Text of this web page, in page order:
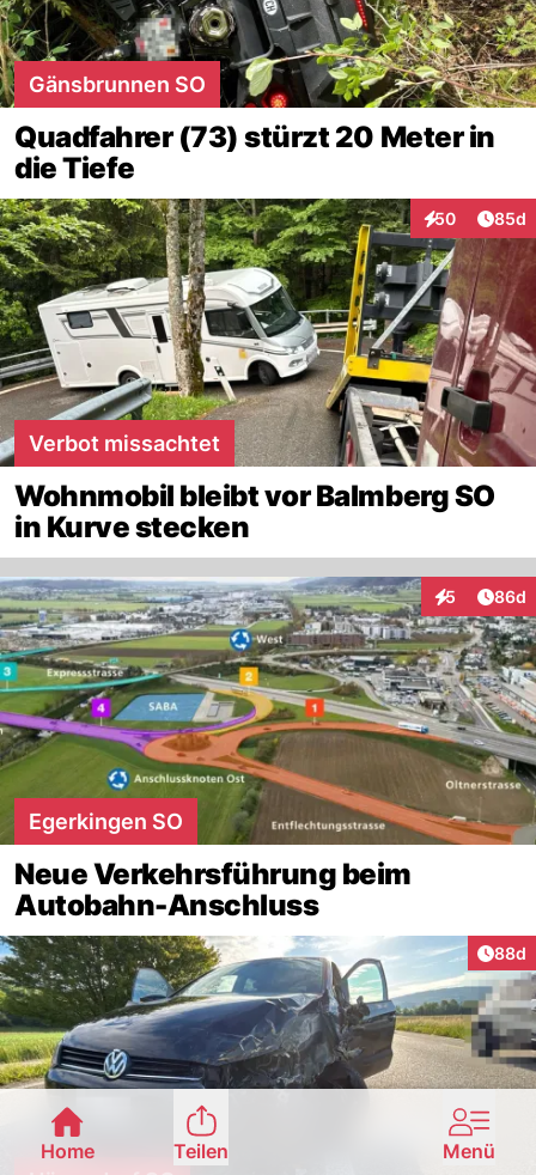
Gänsbrunnen SO
Quadfahrer (73) stürzt 20 Meter in
die Tiefe
50
Interaktionen
85d
Verbot missachtet
Wohnmobil bleibt vor Balmberg SO
in Kurve stecken
5
Interaktionen
86d
Egerkingen SO
Neue Verkehrsführung beim
Autobahn-Anschluss
88d
Home Teilen Menü